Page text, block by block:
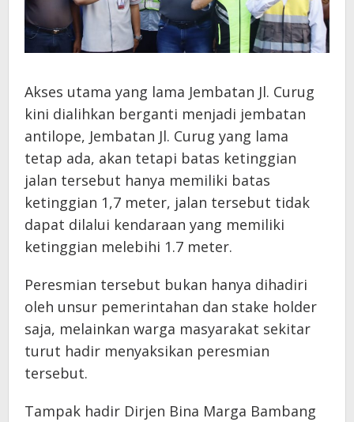
Akses utama yang lama Jembatan Jl. Curug
kini dialihkan berganti menjadi jembatan
antilope, Jembatan Jl. Curug yang lama
tetap ada, akan tetapi batas ketinggian
jalan tersebut hanya memiliki batas
ketinggian 1,7 meter, jalan tersebut tidak
dapat dilalui kendaraan yang memiliki
ketinggian melebihi 1.7 meter.
Peresmian tersebut bukan hanya dihadiri
oleh unsur pemerintahan dan stake holder
saja, melainkan warga masyarakat sekitar
turut hadir menyaksikan peresmian
tersebut.
Tampak hadir Dirjen Bina Marga Bambang